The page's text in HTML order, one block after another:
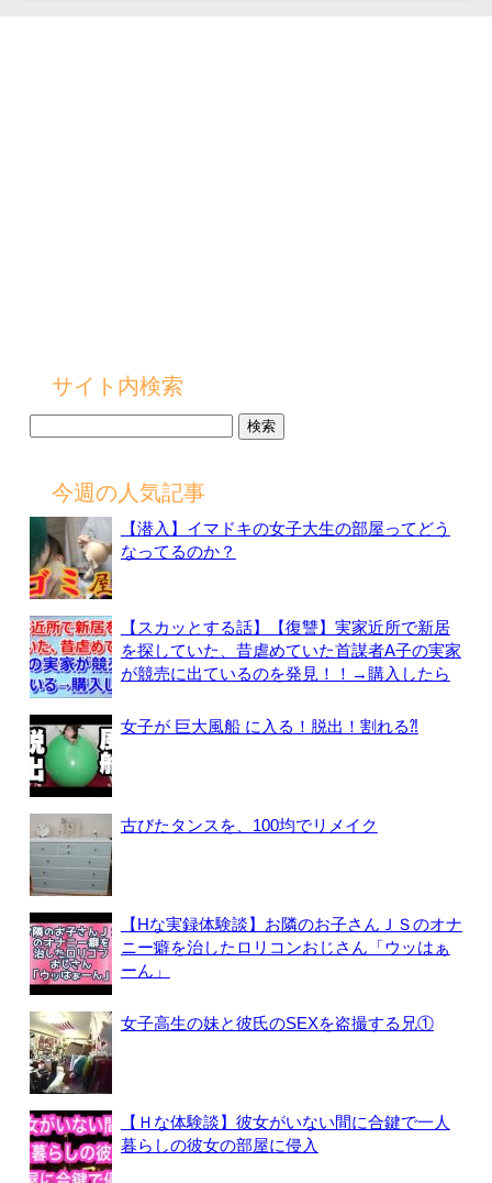
サイト内検索
今週の人気記事
【潜入】イマドキの女子大生の部屋ってどう
なってるのか？
【スカッとする話】【復讐】実家近所で新居
を探していた、昔虐めていた首謀者A子の実家
が競売に出ているのを発見！！→購入したら
女子が 巨大風船 に入る！脱出！割れる⁈
古びたタンスを、100均でリメイク
【Hな実録体験談】お隣のお子さんＪＳのオナ
ニー癖を治したロリコンおじさん「ウッはぁ
ーん」
女子高生の妹と彼氏のSEXを盗撮する兄①
【Ｈな体験談】彼女がいない間に合鍵で一人
暮らしの彼女の部屋に侵入